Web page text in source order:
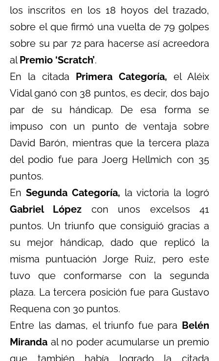
los inscritos en los 18 hoyos del trazado,
sobre el que firmó una vuelta de 79 golpes
sobre su par 72 para hacerse así acreedora
alPremio ‘Scratch’.
En la citada Primera Categoría, el Aléix
Vidal ganó con 38 puntos, es decir, dos bajo
par de su hándicap. De esa forma se
impuso con un punto de ventaja sobre
David Barón, mientras que la tercera plaza
del podio fue para Joerg Hellmich con 35
puntos.
En Segunda Categoría, la victoria la logró
Gabriel López con unos excelsos 41
puntos. Un triunfo que consiguió gracias a
su mejor hándicap, dado que replicó la
misma puntuación Jorge Ruiz, pero este
tuvo que conformarse con la segunda
plaza. La tercera posición fue para Gustavo
Requena con 30 puntos.
Entre las damas, el triunfo fue para Belén
Miranda al no poder acumularse un premio
que también había logrado la citada